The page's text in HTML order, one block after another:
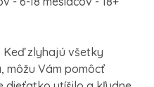
zlyhajú všetky
môžu Vám pomôcť